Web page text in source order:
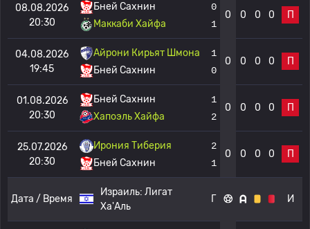
08.08.2026
20:30
Бней Сахнин
Маккаби Хайфа
0
1
0 0 0 0 П
04.08.2026
19:45
Айрони Кирьят Шмона
Бней Сахнин
1
0
0 0 0 0 П
01.08.2026
20:30
Бней Сахнин
Хапоэль Хайфа
1
2
0 0 0 0 П
25.07.2026
20:30
Ирония Тиберия
Бней Сахнин
2
1
0 0 0 0 П
Дата / Время
Израиль: Лигат
Ха'Аль
Г И